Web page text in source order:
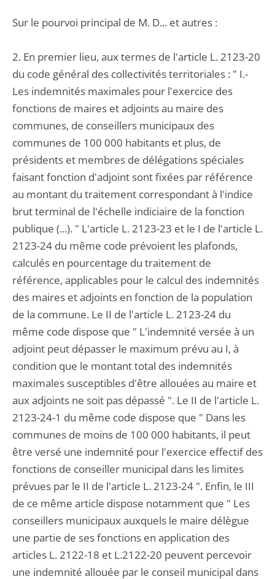
Sur le pourvoi principal de M. D... et autres :
2. En premier lieu, aux termes de l'article L. 2123-20
du code général des collectivités territoriales : " I.-
Les indemnités maximales pour l'exercice des
fonctions de maires et adjoints au maire des
communes, de conseillers municipaux des
communes de 100 000 habitants et plus, de
présidents et membres de délégations spéciales
faisant fonction d'adjoint sont fixées par référence
au montant du traitement correspondant à l'indice
brut terminal de l'échelle indiciaire de la fonction
publique (...). " L'article L. 2123-23 et le I de l'article L.
2123-24 du même code prévoient les plafonds,
calculés en pourcentage du traitement de
référence, applicables pour le calcul des indemnités
des maires et adjoints en fonction de la population
de la commune. Le II de l'article L. 2123-24 du
même code dispose que " L'indemnité versée à un
adjoint peut dépasser le maximum prévu au I, à
condition que le montant total des indemnités
maximales susceptibles d'être allouées au maire et
aux adjoints ne soit pas dépassé ". Le II de l'article L.
2123-24-1 du même code dispose que " Dans les
communes de moins de 100 000 habitants, il peut
être versé une indemnité pour l'exercice effectif des
fonctions de conseiller municipal dans les limites
prévues par le II de l'article L. 2123-24 ". Enfin, le III
de ce même article dispose notamment que " Les
conseillers municipaux auxquels le maire délègue
une partie de ses fonctions en application des
articles L. 2122-18 et L.2122-20 peuvent percevoir
une indemnité allouée par le conseil municipal dans